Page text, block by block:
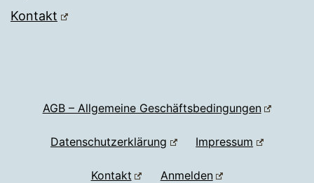
Kontakt
AGB – Allgemeine Geschäftsbedingungen
Datenschutzerklärung Impressum
Kontakt Anmelden